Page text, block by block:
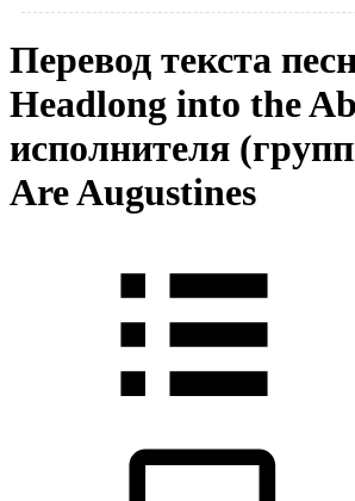
Перевод текста
Headlong into the
исполнителя
Are Augustines